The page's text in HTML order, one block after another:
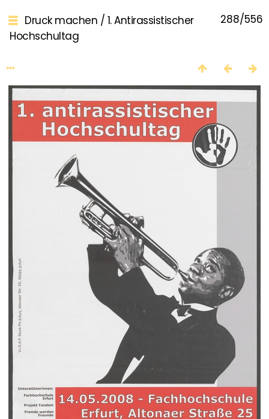
288/556
Druck machen / 1. Antirassistischer
Hochschultag